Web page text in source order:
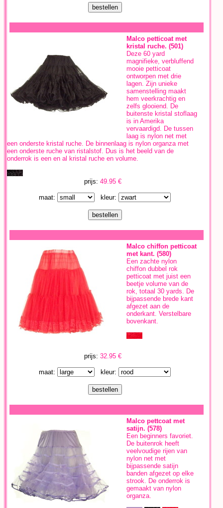
Malco petticoat met
kristal ruche. (501)
Deze 60 yard
magnifieke, verbluffend
mooie petticoat
ontworpen met drie
lagen. Zijn unieke
samenstelling maakt
hem veerkrachtig en
zelfs glooiend. De
buitenste kristal stoflaag
is in Amerika
vervaardigd. De tussen
laag is nylon net met
een onderste kristal ruche. De binnenlaag is nylon organza met
een onderste ruche van ristalstof. Dus is het beeld van de
onderrok is een en al kristal ruche en volume.
prijs:49.95 €
maat: kleur:
Malco chiffon petticoat
met kant. (580)
Een zachte nylon
chiffon dubbel rok
petticoat met juist een
beetje volume van de
rok, totaal 30 yards. De
bijpassende brede kant
afgezet aan de
onderkant. Verstelbare
bovenkant.
prijs:32.95 €
maat: kleur:
Malco pettcoat met
satijn. (578)
Een beginners favoriet.
De buitenrok heeft
veelvoudige rijen van
nylon net met
bijpassende satijn
banden afgezet op elke
strook. De onderrok is
gemaakt van nylon
organza.